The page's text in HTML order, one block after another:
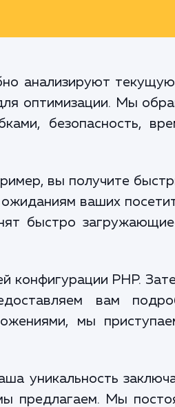
анализируют
оптимизации. Мы
безопасность,
вы получите
ваших
быстро
конфигурации PHP.
вам
мы
уникальность
предлагаем. Мы